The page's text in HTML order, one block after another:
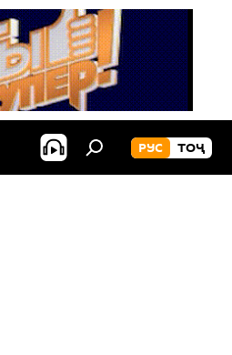
РУС ТОҶ